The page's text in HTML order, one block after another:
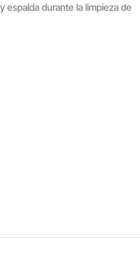
espalda durante la limpieza de